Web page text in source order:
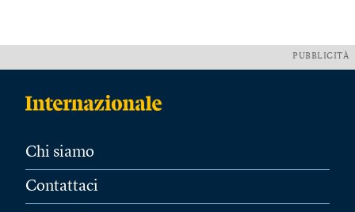
PUBBLICITÀ
Chi siamo
Contattaci